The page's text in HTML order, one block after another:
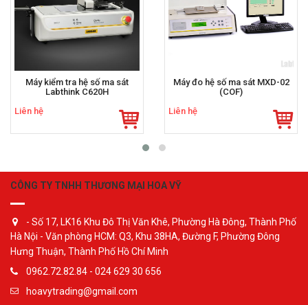
Máy kiểm tra hệ số ma sát
Labthink C620H
Liên hệ
Máy đo hệ số ma sát MXD-02
(COF)
Liên hệ
CÔNG TY TNHH THƯƠNG MẠI HOA VỸ
- Số 17, LK16 Khu Đô Thị Văn Khê, Phường Hà Đông, Thành Phố
Hà Nội - Văn phòng HCM: Q3, Khu 38HA, Đường F, Phường Đông
Hưng Thuận, Thành Phố Hồ Chí Minh
0962.72.82.84 - 024 629 30 656
hoavytrading@gmail.com